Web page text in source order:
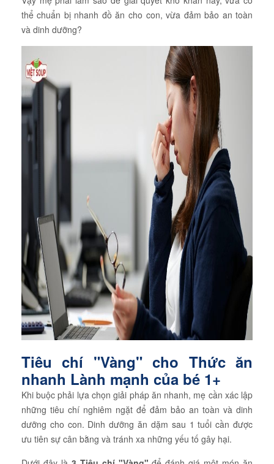
thể chuẩn bị nhanh đồ ăn cho con, vừa đảm bảo an toàn
và dinh dưỡng?
Tiêu chí "Vàng" cho Thức ăn
nhanh Lành mạnh của bé 1+
Khi buộc phải lựa chọn giải pháp ăn nhanh, mẹ cần xác lập
những tiêu chí nghiêm ngặt để đảm bảo an toàn và dinh
dưỡng cho con. Dinh dưỡng ăn dặm sau 1 tuổi cần được
ưu tiên sự cân bằng và tránh xa những yếu tố gây hại.